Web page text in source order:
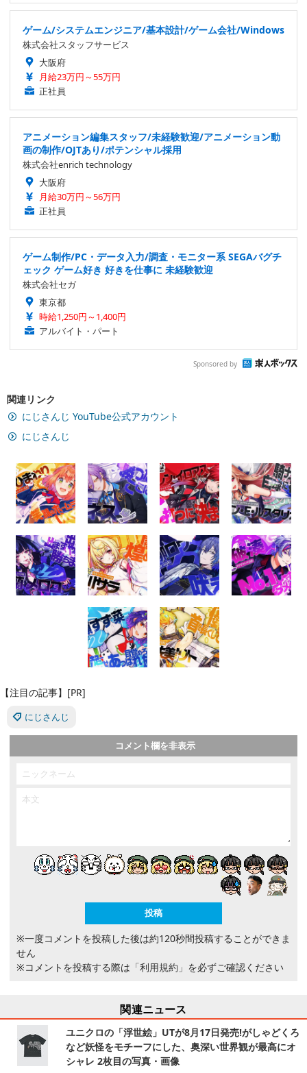
ゲーム/システムエンジニア/基本設計/ゲーム会社/Windows
株式会社スタッフサービス
大阪府
月給23万円～55万円
正社員
アニメーション編集スタッフ/未経験歓迎/アニメーション動
画の制作/OJTあり/ポテンシャル採用
株式会社enrich technology
大阪府
月給30万円～56万円
正社員
ゲーム制作/PC・データ入力/調査・モニター系 SEGAバグチ
ェック ゲーム好き 好きを仕事に 未経験歓迎
株式会社セガ
東京都
時給1,250円～1,400円
アルバイト・パート
Sponsored by
関連リンク
にじさんじ YouTube公式アカウント
にじさんじ
【注目の記事】[PR]
にじさんじ
コメント欄を非表示
※一度コメントを投稿した後は約120秒間投稿することができま
せん
※コメントを投稿する際は 「利用規約」 を必ずご確認ください
関連ニュース
ユニクロの「浮世絵」UTが8月17日発売!がしゃどくろ
など妖怪をモチーフにした、奥深い世界観が最高にオ
シャレ 2枚目の写真・画像